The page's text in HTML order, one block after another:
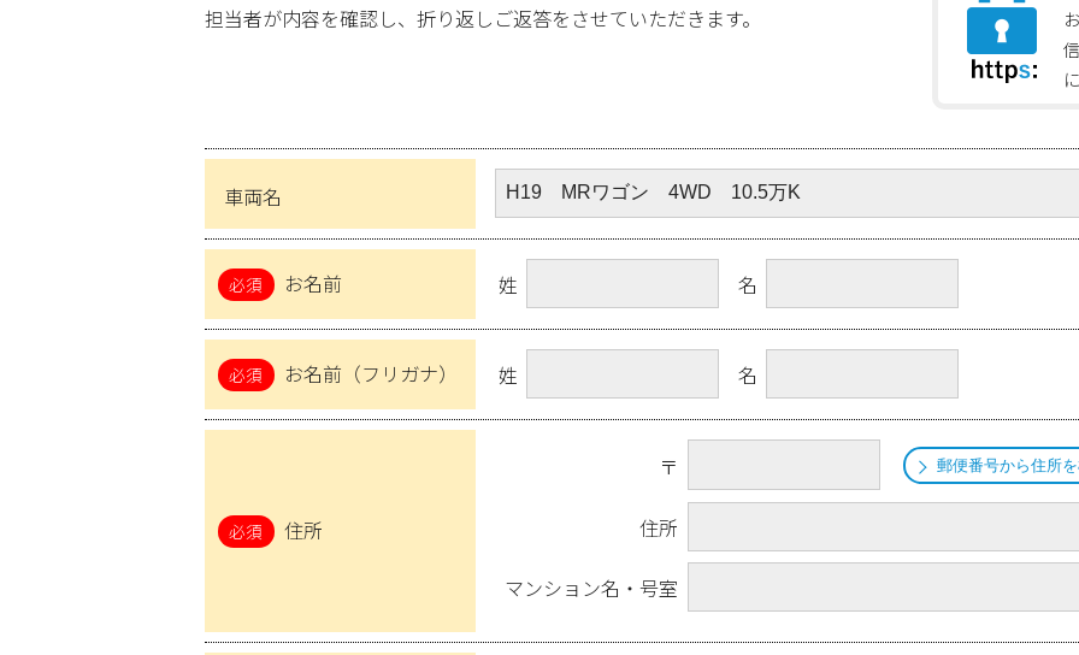
担当者が内容を確認し、折り返しご返答をさせていただきます。
車両名
お名前 姓 名
お名前（フリガナ） 姓 名
住所
〒 郵便番号から住所
住所
マンション名・号室